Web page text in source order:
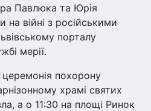
Павлюка та Юрія
на війні з російськими
порталу
мерії.
похорону
храмі святих
а о 11:30 на площі Ринок